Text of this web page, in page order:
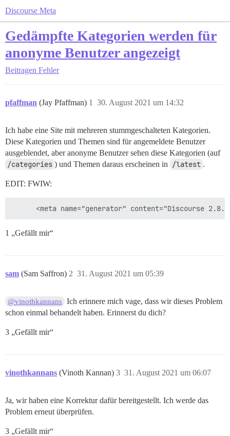
Discourse Meta
Gedämpfte Kategorien werden für
anonyme Benutzer angezeigt
Beitragen Fehler
pfaffman (Jay Pfaffman) 30. August 2021 um 14:32
1
Ich habe eine Site mit mehreren stummgeschalteten Kategorien.
Diese Kategorien und Themen sind für angemeldete Benutzer
ausgeblendet, aber anonyme Benutzer sehen diese Kategorien (auf
/categories ) und Themen daraus erscheinen in /latest .
EDIT: FWIW:
1 „Gefällt mir“
sam (Sam Saffron) 31. August 2021 um 05:39
2
@vinothkannans Ich erinnere mich vage, dass wir dieses Problem
schon einmal behandelt haben. Erinnerst du dich?
3 „Gefällt mir“
vinothkannans (Vinoth Kannan) 31. August 2021 um 06:07
3
Ja, wir haben eine Korrektur dafür bereitgestellt. Ich werde das
Problem erneut überprüfen.
3 „Gefällt mir“